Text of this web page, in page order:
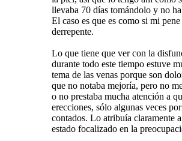
llevaba 70 días tomándolo y no
El caso es que es como si mi
derrepente.
Lo que tiene que ver con la
durante todo este tiempo estuve
tema de las venas porque son
que no notaba mejoría, pero no
o no prestaba mucha atención a
erecciones, sólo algunas veces
contados. Lo atribuía claramente
estado focalizado en la